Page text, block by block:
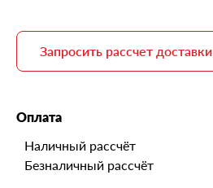
Запросить рассчет доставки
Оплата
Наличный рассчёт
Безналичный рассчёт